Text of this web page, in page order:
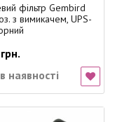
фільтр Gembird
з вимикачем, UPS-
наявності